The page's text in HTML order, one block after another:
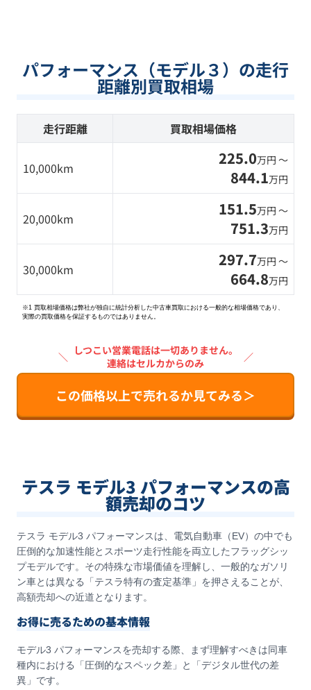
パフォーマンス（モデル３）の走行
距離別買取相場
走行距離 買取相場価格
10,000km 225.0万円 〜
844.1万円
20,000km 151.5万円 〜
751.3万円
30,000km 297.7万円 〜
664.8万円
※1 買取相場価格は弊社が独自に統計分析した中古車買取における一般的な相場価格であり、
実際の買取価格を保証するものではありません。
＼ しつこい営業電話は一切ありません。
連絡はセルカからのみ
／
この価格以上で売れるか見てみる＞
テスラ モデル3 パフォーマンスの高
額売却のコツ
テスラ モデル3 パフォーマンスは、電気自動車（EV）の中でも
圧倒的な加速性能とスポーツ走行性能を両立したフラッグシッ
プモデルです。その特殊な市場価値を理解し、一般的なガソリ
ン車とは異なる「テスラ特有の査定基準」を押さえることが、
高額売却への近道となります。
お得に売るための基本情報
モデル3 パフォーマンスを売却する際、まず理解すべきは同車
種内における「圧倒的なスペック差」と「デジタル世代の差
異」です。